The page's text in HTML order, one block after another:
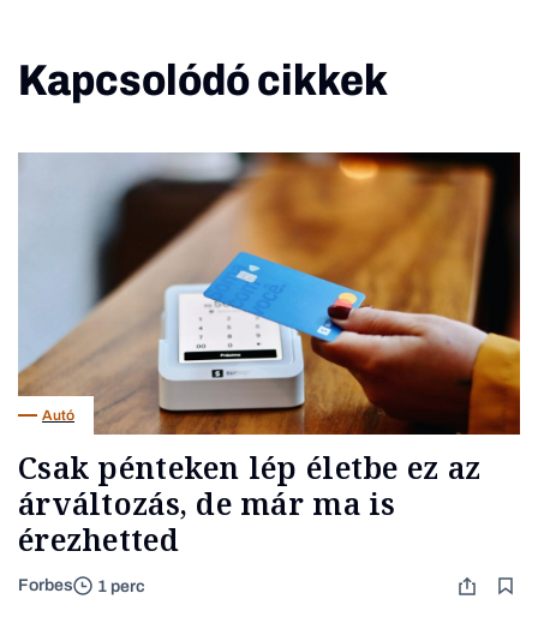
Kapcsolódó cikkek
Autó
Csak pénteken lép életbe ez az
árváltozás, de már ma is
érezhetted
Forbes 1 perc